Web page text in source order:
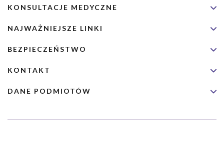
KONSULTACJE MEDYCZNE
NAJWAŻNIEJSZE LINKI
BEZPIECZEŃSTWO
KONTAKT
DANE PODMIOTÓW